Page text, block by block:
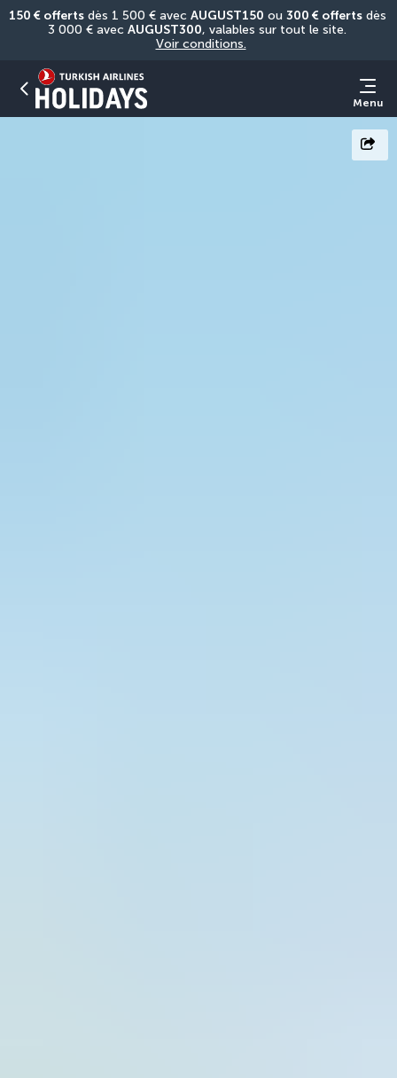
150 € offerts dès 1 500 € avec AUGUST150 ou 300 € offerts dès
3 000 € avec AUGUST300
Voir conditions.
Menu